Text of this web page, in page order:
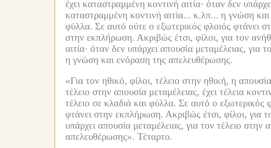
έχει καταστραμμένη κοντινή αιτία· όταν δεν
καταστραμμένη κοντινή αιτία... κ.λπ... η γνώση
φύλλα. Σε αυτό ούτε ο εξωτερικός φλοιός φτάνει
στην εκπλήρωση. Ακριβώς έτσι, φίλοι, για τον
αιτία· όταν δεν υπάρχει απουσία μεταμέλειας, για
η γνώση και ενόραση της απελευθέρωσης.
«Για τον ηθικό, φίλοι, τέλειο στην ηθική, η απουσία
τέλειο στην απουσία μεταμέλειας, έχει τέλεια
τέλειο σε κλαδιά και φύλλα. Σε αυτό ο εξωτερικός
φτάνει στην εκπλήρωση. Ακριβώς έτσι, φίλοι, για
υπάρχει απουσία μεταμέλειας, για τον τέλειο στην
απελευθέρωσης». Τέταρτο.